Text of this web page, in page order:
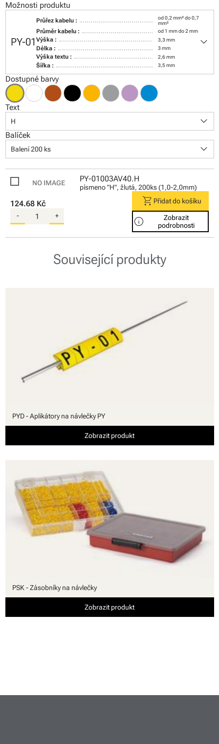
Možnosti produktu
PY-01
Průřez kabelu :
od 0,2 mm² do 0,7
mm²
Průměr kabelu : od 1 mm do 2 mm
Výška : 3,3 mm
Délka : 3 mm
Výška textu : 2,6 mm
Šířka : 3,5 mm
keyboard_arrow_down
Dostupné barvy
Text
H keyboard_arrow_down
Balíček
Balení 200 ks keyboard_arrow_down
PY-01003AV40.H
písmeno "H", žlutá, 200ks (1,0-2,0mm)
124.68 Kč
- +
shopping_cart Přidat do košíku
info
Zobrazit
podrobnosti
Související produkty
PYD - Aplikátory na návlečky PY
Zobrazit produkt
PSK - Zásobníky na návlečky
Zobrazit produkt